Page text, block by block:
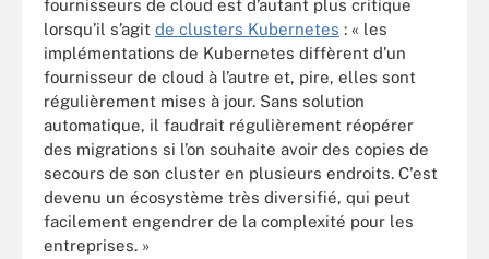
fournisseurs de cloud est d’autant plus critique
lorsqu’il s’agit de clusters Kubernetes : « les
implémentations de Kubernetes diffèrent d’un
fournisseur de cloud à l’autre et, pire, elles sont
régulièrement mises à jour. Sans solution
automatique, il faudrait régulièrement réopérer
des migrations si l’on souhaite avoir des copies de
secours de son cluster en plusieurs endroits. C'est
devenu un écosystème très diversifié, qui peut
facilement engendrer de la complexité pour les
entreprises. »